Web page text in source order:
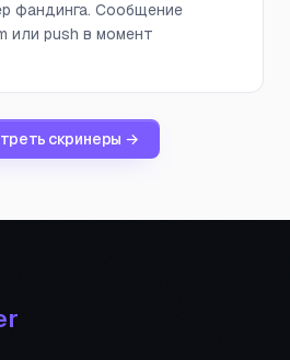
фандинга. Сообщение
или push в момент
скринеры →